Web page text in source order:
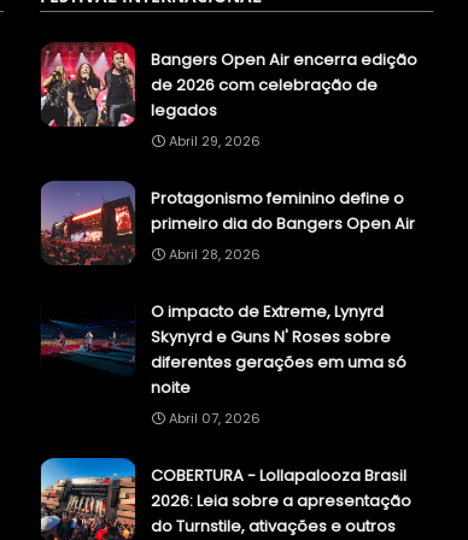
Bangers Open Air encerra edição
de 2026 com celebração de
legados
Abril 29, 2026
Protagonismo feminino define o
primeiro dia do Bangers Open Air
Abril 28, 2026
O impacto de Extreme, Lynyrd
Skynyrd e Guns N' Roses sobre
diferentes gerações em uma só
noite
Abril 07, 2026
COBERTURA - Lollapalooza Brasil
2026: Leia sobre a apresentação
do Turnstile, ativações e outros